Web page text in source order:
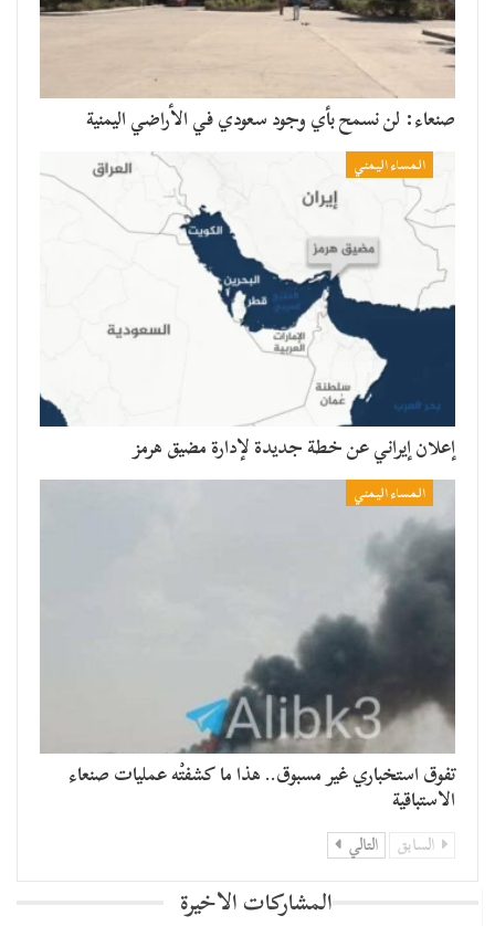
صنعاء: لن نسمح بأي وجود سعودي في الأراضي اليمنية
المساء اليمني
إعلان إيراني عن خطة جديدة لإدارة مضيق هرمز
المساء اليمني
تفوق استخباري غير مسبوق.. هذا ما كشفتْه عمليات صنعاء
الاستباقية
السابق التالي
المشاركات الاخيرة